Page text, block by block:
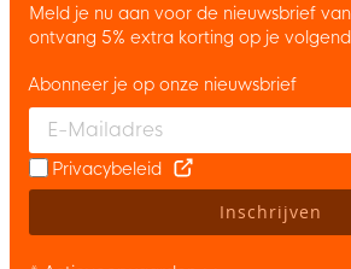
Meld je nu aan voor de nieuwsbrief
ontvang 5% extra korting op je
Enter your email and accept the
Abonneer je op onze nieuwsbrief
Privacybeleid
Inschrijven